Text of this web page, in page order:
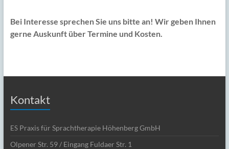
Bei Interesse sprechen Sie uns bitte an! Wir geben Ihnen
gerne Auskunft über Termine und Kosten.
Kontakt
ESPraxis für Sprachtherapie Höhenberg GmbH
Olpener Str. 59 / Eingang Fuldaer Str. 1